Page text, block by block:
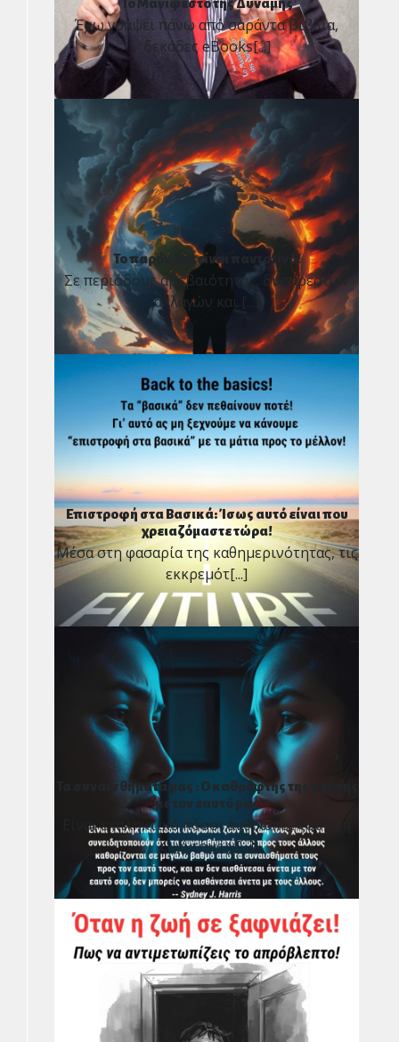
Το Μανιφέστο της Δύναμης
Έχω γράψει πάνω από σαράντα βιβλία,
δεκάδες eBooks[...]
Το παρόν δεν είναι παντοτινό!
Σε περιόδους αβεβαιότητας, δυσάρεστων
αλλαγών και [...]
Επιστροφή στα Βασικά: Ίσως αυτό είναι που
χρειαζόμαστε τώρα!
Μέσα στη φασαρία της καθημερινότητας, τις
εκκρεμότ[...]
Τα συναισθήματά μας : O καθρέφτης της σχέσης
με τον εαυτό μας
Είναι εκπληκτικό πόσοι άνθρωποι ζουν τη
ζωή τους χ[...]